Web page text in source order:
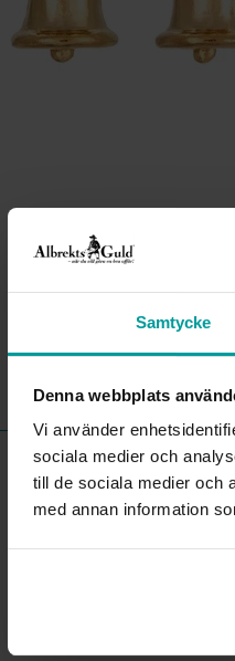
Samtycke
Denna webbplats
Vi använder
sociala medier och
till de sociala medier och
med annan information